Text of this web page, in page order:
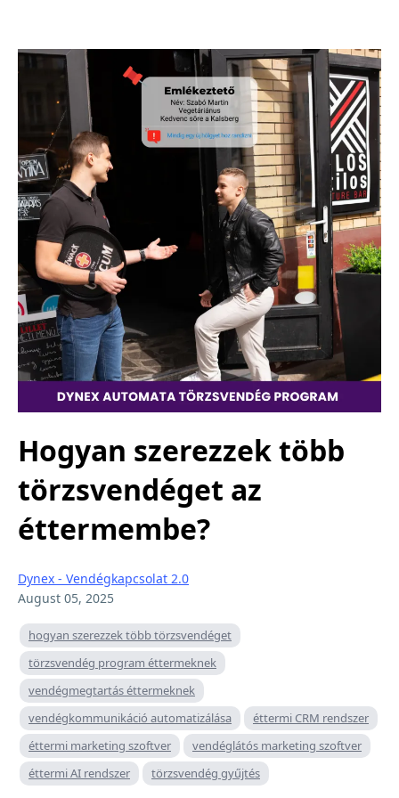
Hogyan szerezzek több
törzsvendéget az
éttermembe?
Dynex - Vendégkapcsolat 2.0
August 05, 2025
hogyan szerezzek több törzsvendéget
törzsvendég program éttermeknek
vendégmegtartás éttermeknek
vendégkommunikáció automatizálása
éttermi CRM rendszer
éttermi marketing szoftver
vendéglátós marketing szoftver
éttermi AI rendszer
törzsvendég gyűjtés